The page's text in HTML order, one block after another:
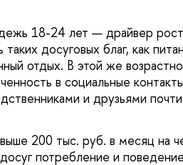
18-24 лет — драйвер
досуговых благ, как
отдых. В этой же
в социальные
и друзьями
200 тыс. руб. в месяц на
потребление и